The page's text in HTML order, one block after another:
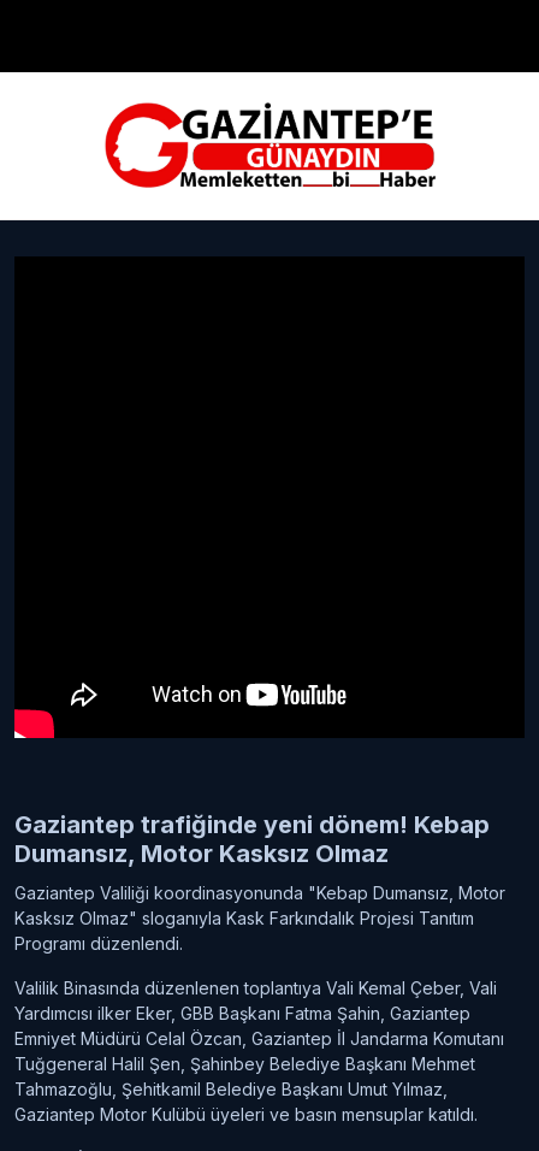
Teknoloji
Gaziantep trafiğinde yeni dönem! Kebap
Dumansız, Motor Kasksız Olmaz
Gaziantep Valiliği koordinasyonunda "Kebap Dumansız, Motor
Kasksız Olmaz" sloganıyla Kask Farkındalık Projesi Tanıtım
Programı düzenlendi.
‎‎Valilik Binasında düzenlenen toplantıya Vali Kemal Çeber, Vali
Yardımcısı ilker Eker, GBB Başkanı Fatma Şahin, Gaziantep
Emniyet Müdürü Celal Özcan, Gaziantep İl Jandarma Komutanı
Tuğgeneral Halil Şen, Şahinbey Belediye Başkanı Mehmet
Tahmazoğlu, Şehitkamil Belediye Başkanı Umut Yılmaz,
Gaziantep Motor Kulübü üyeleri ve basın mensuplar katıldı.